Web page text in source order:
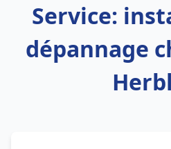
Service:
dépannage